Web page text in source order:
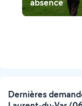
Dernières